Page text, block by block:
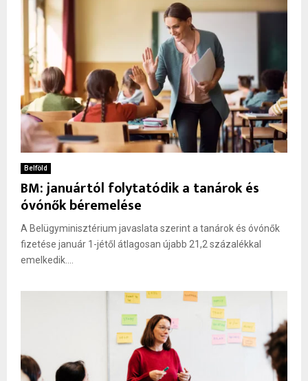
Belföld
BM: januártól folytatódik a tanárok és
óvónők béremelése
A Belügyminisztérium javaslata szerint a tanárok és óvónők
fizetése január 1-jétől átlagosan újabb 21,2 százalékkal
emelkedik....